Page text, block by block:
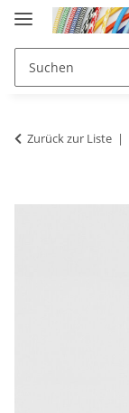
Zurück zur Liste